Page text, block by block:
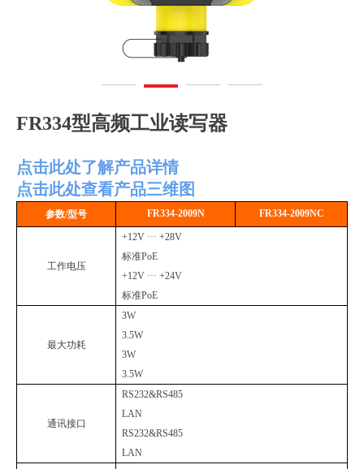
FR334型高频工业读写器
点击此处了解产品详情
点击此处查看产品三维图
参数/型号 FR334-2009N FR334-2009NC
工作电压
+12V ··· +28V
标准PoE
+12V ··· +24V
标准PoE
最大功耗
3W
3.5W
3W
3.5W
通讯接口
RS232&RS485
LAN
RS232&RS485
LAN